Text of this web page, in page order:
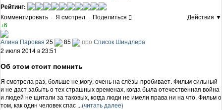
Рейтинг:
Комментировать · Я смотрел · Поделиться
Действия ▼
+6
Алина Паровая 25 85 про Список Шиндлера
2 июля 2014 в 23:51
Об этом стоит помнить
Я смотрела раз, больше не могу, очень на слёзы пробивает. Фильм сильный
и не даст забыть о тех страшных временах, когда была отечественная война
и людей не щитали за таковых, когда люди не имели права ни на что. Фильм о
том, как один человек спас ...(читать далее)